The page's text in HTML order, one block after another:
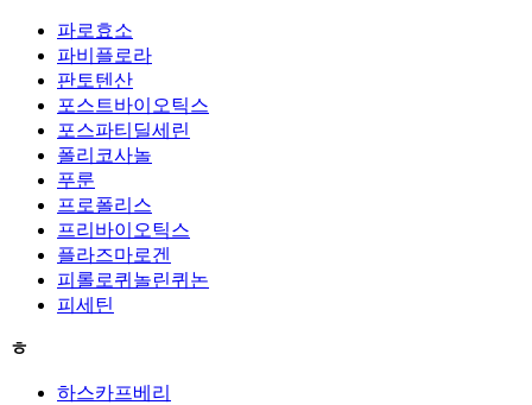
파로효소
파비플로라
판토텐산
포스트바이오틱스
포스파티딜세린
폴리코사놀
푸룬
프로폴리스
프리바이오틱스
플라즈마로겐
피롤로퀴놀린퀴논
피세틴
ㅎ
하스카프베리